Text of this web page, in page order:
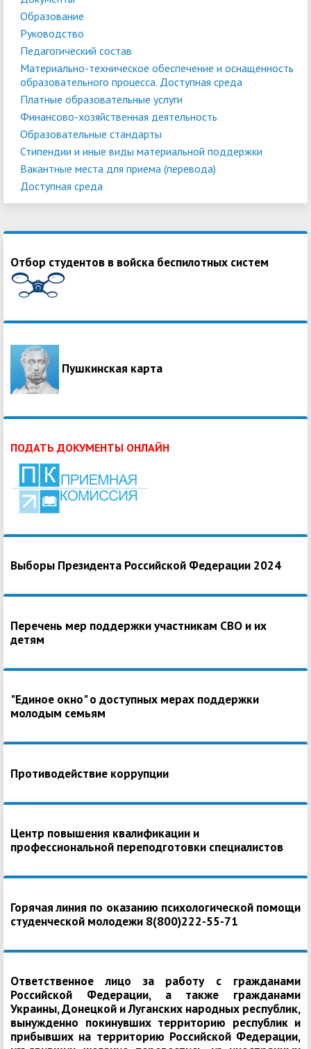
Образование
Руководство
Педагогический состав
Материально-техническое обеспечение и оснащенность
образовательного процесса. Доступная среда
Платные образовательные услуги
Финансово-хозяйственная деятельность
Образовательные стандарты
Стипендии и иные виды материальной поддержки
Вакантные места для приема (перевода)
Доступная среда
Отбор студентов в войска беспилотных систем
Пушкинская карта
ПОДАТЬ ДОКУМЕНТЫ ОНЛАЙН
Выборы Президента Российской Федерации 2024
Перечень мер поддержки участникам СВО и их
детям
"Единое окно" о доступных мерах поддержки
молодым семьям
Противодействие коррупции
Центр повышения квалификации и
профессиональной переподготовки специалистов
Горячая линия по оказанию психологической помощи
студенческой молодежи 8(800)222-55-71
Ответственное лицо за работу с гражданами
Российской Федерации, а также гражданами
Украины, Донецкой и Луганских народных республик,
вынужденно покинувших территорию республик и
прибывших на территорию Российской Федерации,